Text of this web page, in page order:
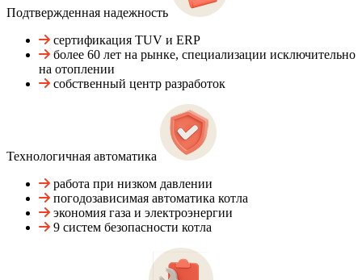
Подтвержденная надежность
сертификация TUV и ERP
более 60 лет на рынке, специализации исключительно
на отоплении
собственный центр разработок
Технологичная автоматика
работа при низком давлении
погодозависимая автоматика котла
экономия газа и электроэнергии
9 систем безопасности котла